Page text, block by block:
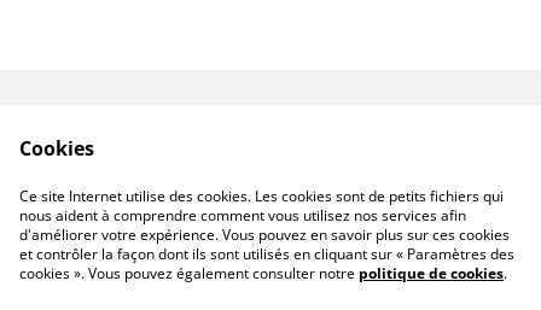
Conditions générales
de vente
confidentialité
Politique de cookies
Cookies
Ce site Internet utilise des cookies. Les cookies sont de petits fichiers qui
nous aident à comprendre comment vous utilisez nos services afin
d'améliorer votre expérience. Vous pouvez en savoir plus sur ces cookies
et contrôler la façon dont ils sont utilisés en cliquant sur « Paramètres des
cookies ». Vous pouvez également consulter notre politique de cookies.